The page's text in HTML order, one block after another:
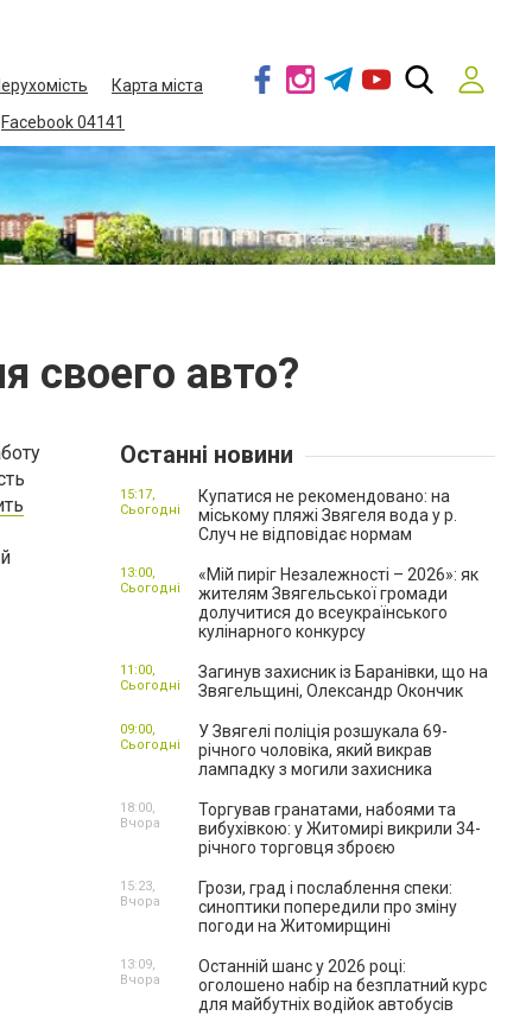
Карта міста
Facebook 04141
своего авто?
Останні новини
Купатися не рекомендовано: на
міському пляжі Звягеля вода у р.
Случ не відповідає нормам
15:17,
Сьогодні
«Мій пиріг Незалежності – 2026»: як
жителям Звягельської громади
долучитися до всеукраїнського
кулінарного конкурсу
13:00,
Сьогодні
Загинув захисник із Баранівки, що на
Звягельщині, Олександр Окончик
11:00,
Сьогодні
У Звягелі поліція розшукала 69-
річного чоловіка, який викрав
лампадку з могили захисника
09:00,
Сьогодні
Торгував гранатами, набоями та
вибухівкою: у Житомирі викрили 34-
річного торговця зброєю
18:00,
Вчора
Грози, град і послаблення спеки:
синоптики попередили про зміну
погоди на Житомирщині
15:23,
Вчора
Останній шанс у 2026 році:
оголошено набір на безплатний курс
для майбутніх водійок автобусів
13:09,
Вчора